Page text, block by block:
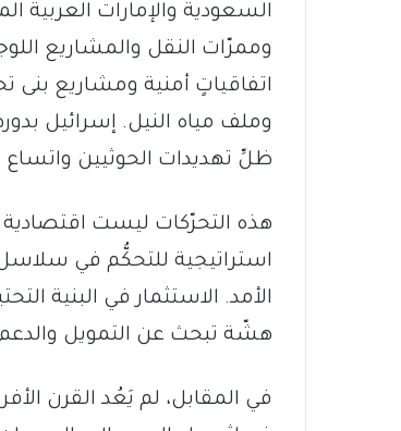
السعودية والإمارات
وممرّات النقل والمشاريع
اتفاقياتٍ أمنية ومشاريع
وملف مياه النيل. إسرائيل
ظلِّ تهديدات الحوثيين واتساع
هذه التحرّكات ليست
استراتيجية للتحكُّم في سلاسل
الأمد. الاستثمار في البنية
هشّة تبحث عن التمويل والدعم،
في المقابل، لم يَعُد القرن